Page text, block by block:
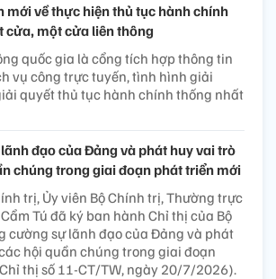
mới về thực hiện thủ tục hành chính
cửa, một cửa liên thông
quốc gia là cổng tích hợp thông tin
vụ công trực tuyến, tình hình giải
quyết thủ tục hành chính thống nhất
đạo của Đảng và phát huy vai trò
chúng trong giai đoạn phát triển mới
trị, Ủy viên Bộ Chính trị, Thường trực
Tú đã ký ban hành Chỉ thị của Bộ
cường sự lãnh đạo của Đảng và phát
hội quần chúng trong giai đoạn
thị số 11-CT/TW, ngày 20/7/2026).